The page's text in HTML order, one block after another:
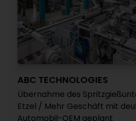
ABC TECHNOLOGIES
Übernahme des
Etzel / Mehr Geschäft mit
Automobil-OEM geplant